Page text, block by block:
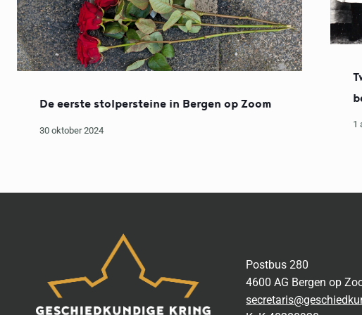
De eerste stolpersteine in Bergen op Zoom
30 oktober 2024
1
Postbus 280
4600 AG Bergen op